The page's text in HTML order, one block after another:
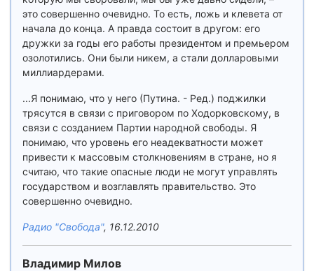
это совершенно очевидно. То есть, ложь и клевета от
начала до конца. А правда состоит в другом: его
дружки за годы его работы президентом и премьером
озолотились. Они были никем, а стали долларовыми
миллиардерами.
...Я понимаю, что у него (Путина. - Ред.) поджилки
трясутся в связи с приговором по Ходорковскому, в
связи с созданием Партии народной свободы. Я
понимаю, что уровень его неадекватности может
привести к массовым столкновениям в стране, но я
считаю, что такие опасные люди не могут управлять
государством и возглавлять правительство. Это
совершенно очевидно.
Радио "Свобода", 16.12.2010
Владимир Милов